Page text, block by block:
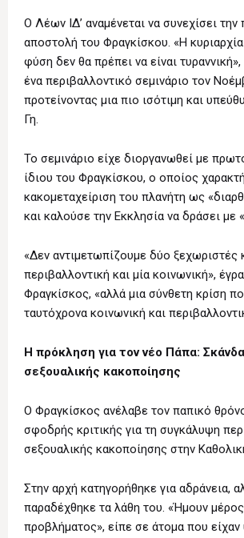
Ο Λέων ΙΔ’ αναμένεται να συνεχίσει την
αποστολή του Φραγκίσκου. «Η
φύση δεν θα πρέπει να είναι τυραννική»,
ένα περιβαλλοντικό σεμινάριο τον
προτείνοντας μια πιο ισότιμη και
Γη.
Το σεμινάριο είχε διοργανωθεί με
ίδιου του Φραγκίσκου, ο οποίος
κακομεταχείριση του πλανήτη ως
και καλούσε την Εκκλησία να δράσει με
«Δεν αντιμετωπίζουμε δύο ξεχωριστές
περιβαλλοντική και μία κοινωνική»,
Φραγκίσκος, «αλλά μια σύνθετη κρίση
ταυτόχρονα κοινωνική και
Η πρόκληση για τον νέο Πάπα:
σεξουαλικής κακοποίησης
Ο Φραγκίσκος ανέλαβε τον παπικό
σφοδρής κριτικής για τη συγκάλυψη
σεξουαλικής κακοποίησης στην
Στην αρχή κατηγορήθηκε για αδράνεια,
παραδέχθηκε τα λάθη του. «Ήμουν
προβλήματος», είπε σε άτομα που είχαν